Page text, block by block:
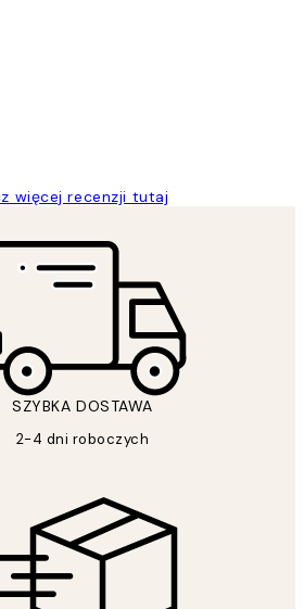
więcej recenzji tutaj
SZYBKA DOSTAWA
2-4 dni roboczych